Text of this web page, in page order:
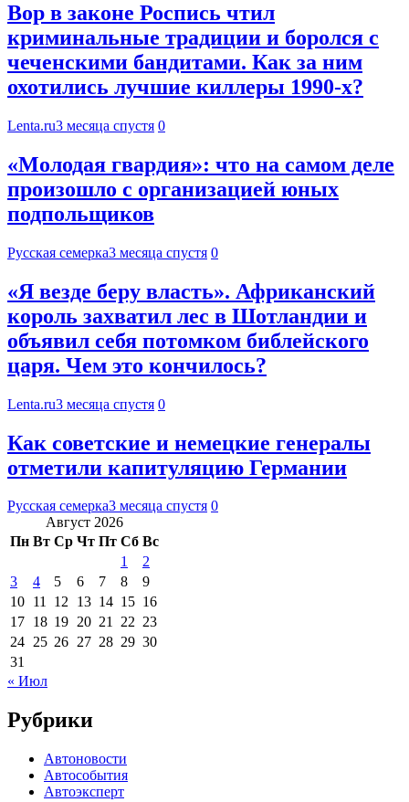
Вор в законе Роспись чтил
криминальные традиции и боролся с
чеченскими бандитами. Как за ним
охотились лучшие киллеры 1990-х?
Lenta.ru3 месяца спустя 0
«Молодая гвардия»: что на самом деле
произошло с организацией юных
подпольщиков
Русская семерка3 месяца спустя 0
«Я везде беру власть». Африканский
король захватил лес в Шотландии и
объявил себя потомком библейского
царя. Чем это кончилось?
Lenta.ru3 месяца спустя 0
Как советские и немецкие генералы
отметили капитуляцию Германии
Русская семерка3 месяца спустя 0
Август 2026
Пн Вт Ср Чт Пт Сб Вс
1
2
3
4 5 6 7 8
9
10 11 12 13 14 15 16
17 18 19 20 21 22 23
24 25 26 27 28 29 30
31
« Июл
Рубрики
Автоновости
Автособытия
Автоэксперт